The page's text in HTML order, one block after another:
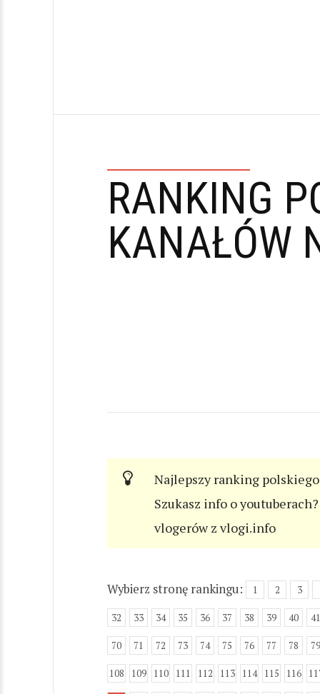
RANKING
KANAŁÓW
Najlepszy ranking
Szukasz info o
vlogerów z vlogi.info
Wybierz stronę rankingu: 1 2 3
32 33 34 35 36 37 38 39 40 41
70 71 72 73 74 75 76 77 78 79
108 109 110 111 112 113 114 115 116